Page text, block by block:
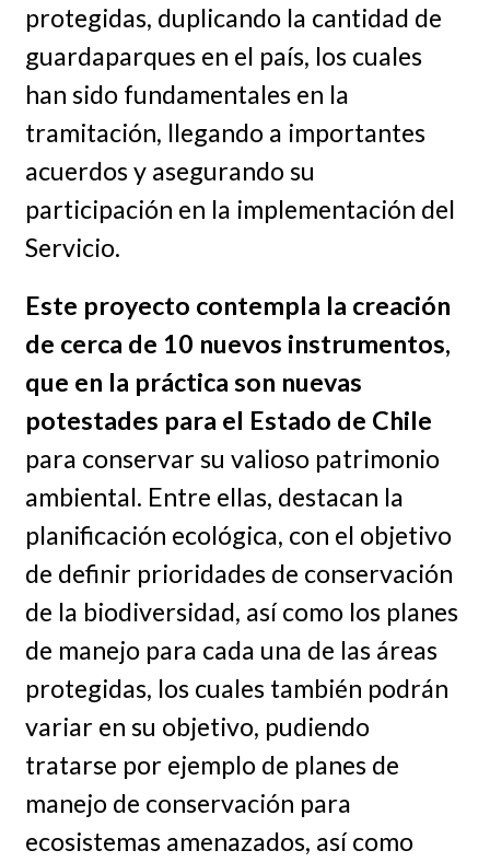
protegidas, duplicando la cantidad de
guardaparques en el país, los cuales
han sido fundamentales en la
tramitación, llegando a importantes
acuerdos y asegurando su
participación en la implementación del
Servicio.
Este proyecto contempla la creación
de cerca de 10 nuevos instrumentos,
que en la práctica son nuevas
potestades para el Estado de Chile
para conservar su valioso patrimonio
ambiental. Entre ellas, destacan la
planificación ecológica, con el objetivo
de definir prioridades de conservación
de la biodiversidad, así como los planes
de manejo para cada una de las áreas
protegidas, los cuales también podrán
variar en su objetivo, pudiendo
tratarse por ejemplo de planes de
manejo de conservación para
ecosistemas amenazados, así como